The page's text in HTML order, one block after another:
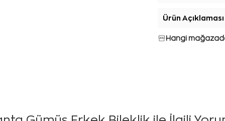
Ürün Açıklaması
Hangi